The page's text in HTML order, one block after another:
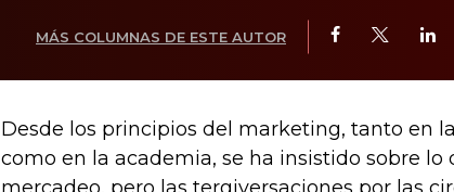
MÁS COLUMNAS DE ESTE AUTOR
Desde los principios del marketing, tanto en
como en la academia, se ha insistido sobre lo